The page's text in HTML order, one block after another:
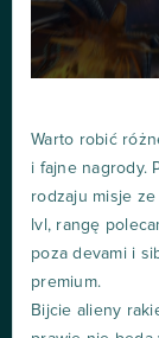
Warto robić
i fajne nagrody.
rodzaju misje
lvl, rangę
poza devami i
premium.
Bijcie alieny